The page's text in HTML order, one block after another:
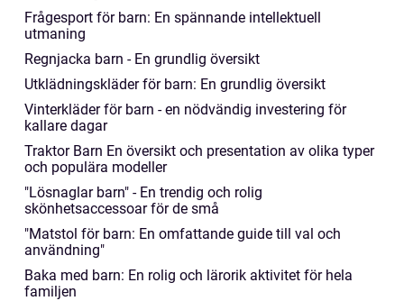
Frågesport för barn: En spännande intellektuell
utmaning
Regnjacka barn - En grundlig översikt
Utklädningskläder för barn: En grundlig översikt
Vinterkläder för barn - en nödvändig investering för
kallare dagar
Traktor Barn En översikt och presentation av olika typer
och populära modeller
"Lösnaglar barn" - En trendig och rolig
skönhetsaccessoar för de små
"Matstol för barn: En omfattande guide till val och
användning"
Baka med barn: En rolig och lärorik aktivitet för hela
familjen